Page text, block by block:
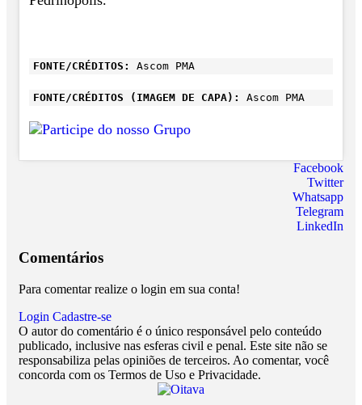
FONTE/CRÉDITOS: Ascom PMA
FONTE/CRÉDITOS (IMAGEM DE CAPA): Ascom PMA
Facebook
Twitter
Whatsapp
Telegram
LinkedIn
Comentários
Para comentar realize o login em sua conta!
Login Cadastre-se
O autor do comentário é o único responsável pelo conteúdo
publicado, inclusive nas esferas civil e penal. Este site não se
responsabiliza pelas opiniões de terceiros. Ao comentar, você
concorda com os Termos de Uso e Privacidade.